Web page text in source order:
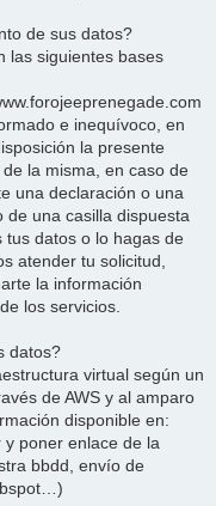
de sus datos?
las siguientes bases
e inequívoco, en
la presente
la misma, en caso de
una declaración o una
una casilla dispuesta
tus datos o lo hagas de
atender tu solicitud,
la información
los servicios.
datos?
virtual según un
de AWS y al amparo
disponible en:
y poner enlace de la
bbdd, envío de